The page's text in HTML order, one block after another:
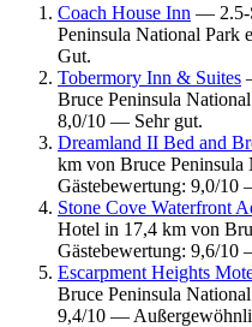
Coach House Inn — 2.5-
Peninsula National Park
Gut.
Tobermory Inn & Suites
Bruce Peninsula
8,0/10 — Sehr gut.
Dreamland II Bed and
km von Bruce Peninsula
Gästebewertung: 9,0/10
Stone Cove Waterfront
Hotel in 17,4 km von
Gästebewertung: 9,6/
Escarpment Heights
Bruce Peninsula
9,4/10 —